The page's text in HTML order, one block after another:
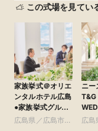
この式場を見てい
家族挙式＠オリエ
ンタルホテル広島
●家族挙式グルー
プ
広島県／広島市・
ニ
T&G
アー
広島